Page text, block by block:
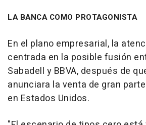
LA BANCA COMO PROTAGONISTA
En el plano empresarial, la
centrada en la posible fusión
Sabadell y BBVA, después de
anunciara la venta de gran
en Estados Unidos.